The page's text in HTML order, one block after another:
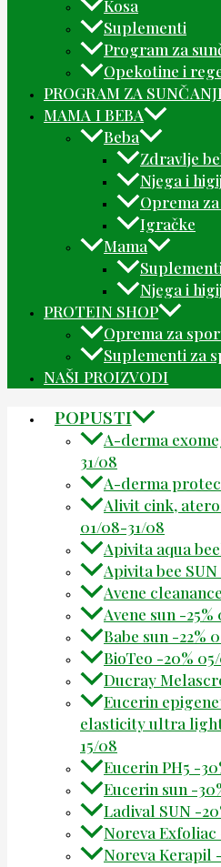
Kosa
Suplementi
Program za
Opekotine i
PROGRAM ZA
MAMA I BEBA
Beba
Zdravlje
Njega i
Oprema
Igračke
Mama
Suplementi
Njega i
PROTEIN SHOP
Oprema za
Suplementi za
NAŠI PROIZVODI
POPUSTI
A-derma
31/08
A-derma
Alivit cink,
01/08-31/08
Apivita aqua
Apivita bee
Avene
Avene sun -25%
Babe sun -22%
BioTeo -20%
Ducray
Eucerin
elasticity ultra
15/08
Eucerin PH5 -
Eucerin sun -
Ladival SUN -
Noreva Exfoliac
Noreva Kerapil